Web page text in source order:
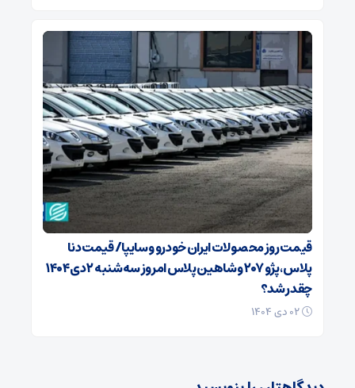
قیمت روز محصولات ایران خودرو و سایپا/ قیمت دنا
پلاس، پژو ۲۰۷ و شاهین پلاس امروز سه‌شنبه ۲ دی ۱۴۰۴
چقدر شد؟